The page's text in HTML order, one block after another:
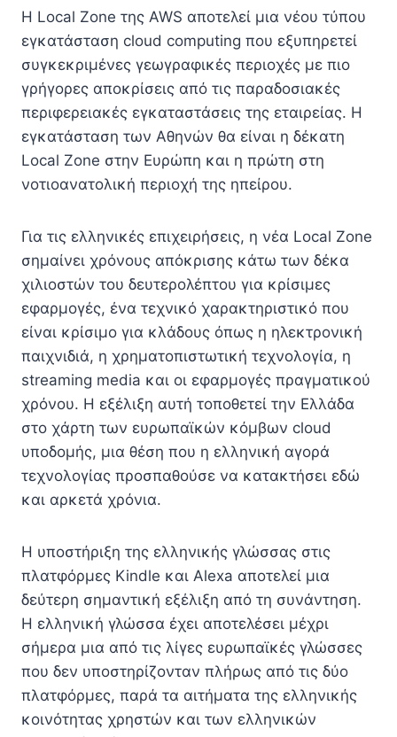
Η Local Zone της AWS αποτελεί μια νέου τύπου
εγκατάσταση cloud computing που εξυπηρετεί
συγκεκριμένες γεωγραφικές περιοχές με πιο
γρήγορες αποκρίσεις από τις παραδοσιακές
περιφερειακές εγκαταστάσεις της εταιρείας. Η
εγκατάσταση των Αθηνών θα είναι η δέκατη
Local Zone στην Ευρώπη και η πρώτη στη
νοτιοανατολική περιοχή της ηπείρου.
Για τις ελληνικές επιχειρήσεις, η νέα Local Zone
σημαίνει χρόνους απόκρισης κάτω των δέκα
χιλιοστών του δευτερολέπτου για κρίσιμες
εφαρμογές, ένα τεχνικό χαρακτηριστικό που
είναι κρίσιμο για κλάδους όπως η ηλεκτρονική
παιχνιδιά, η χρηματοπιστωτική τεχνολογία, η
streaming media και οι εφαρμογές πραγματικού
χρόνου. Η εξέλιξη αυτή τοποθετεί την Ελλάδα
στο χάρτη των ευρωπαϊκών κόμβων cloud
υποδομής, μια θέση που η ελληνική αγορά
τεχνολογίας προσπαθούσε να κατακτήσει εδώ
και αρκετά χρόνια.
Η υποστήριξη της ελληνικής γλώσσας στις
πλατφόρμες Kindle και Alexa αποτελεί μια
δεύτερη σημαντική εξέλιξη από τη συνάντηση.
Η ελληνική γλώσσα έχει αποτελέσει μέχρι
σήμερα μια από τις λίγες ευρωπαϊκές γλώσσες
που δεν υποστηρίζονταν πλήρως από τις δύο
πλατφόρμες, παρά τα αιτήματα της ελληνικής
κοινότητας χρηστών και των ελληνικών